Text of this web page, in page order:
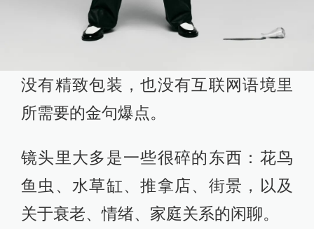
没有精致包装，也没有互联网语境里
所需要的金句爆点。
镜头里大多是一些很碎的东西：花鸟
鱼虫、水草缸、推拿店、街景，以及
关于衰老、情绪、家庭关系的闲聊。